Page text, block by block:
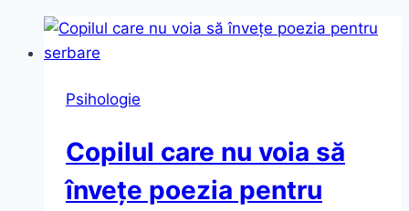
Psihologie
Copilul care nu voia să
învețe poezia pentru